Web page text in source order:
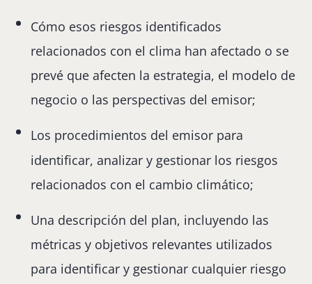
Cómo esos riesgos identificados
relacionados con el clima han afectado o se
prevé que afecten la estrategia, el modelo de
negocio o las perspectivas del emisor;
Los procedimientos del emisor para
identificar, analizar y gestionar los riesgos
relacionados con el cambio climático;
Una descripción del plan, incluyendo las
métricas y objetivos relevantes utilizados
para identificar y gestionar cualquier riesgo